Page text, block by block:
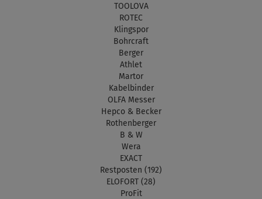
TOOLOVA
ROTEC
Klingspor
Bohrcraft
Berger
Athlet
Martor
Kabelbinder
OLFA Messer
Hepco & Becker
Rothenberger
B & W
Wera
EXACT
Restposten (192)
ELOFORT (28)
ProFit